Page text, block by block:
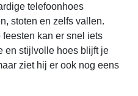
telefoonhoes
stoten en zelfs vallen.
kan er snel iets
en stijlvolle hoes blijft je
ziet hij er ook nog eens